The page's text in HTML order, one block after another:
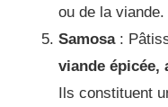
ou de la viande.
Samosa :
viande épicée,
Ils constituent